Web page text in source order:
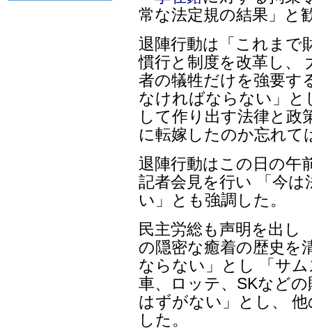
常な法定規の結果」と
退陣行動は「これまで
慣行と制度を改革し、
者の犠牲だけを強要す
なければならない」と
して作り出す法律と政
に転嫁したのか忘れて
退陣行動はこの日の午
記者会見を行い 「今
い」とも強調した。
民主労総も声明を出し
の隠密な癒着の歴史を
ならない」とし 「サ
車、ロッテ、SKなど
はずがない」とし、
した。